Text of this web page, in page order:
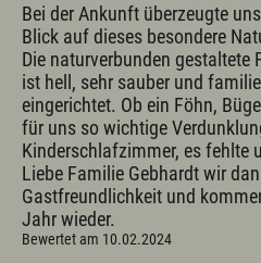
Bei der Ankunft überzeugte
Blick auf dieses besondere
Die naturverbunden gestaltete
ist hell, sehr sauber und
eingerichtet. Ob ein Föhn,
für uns so wichtige
Kinderschlafzimmer, es fehlte
Liebe Familie Gebhardt wir
Gastfreundlichkeit und
Jahr wieder.
Bewertet am 10.02.2024